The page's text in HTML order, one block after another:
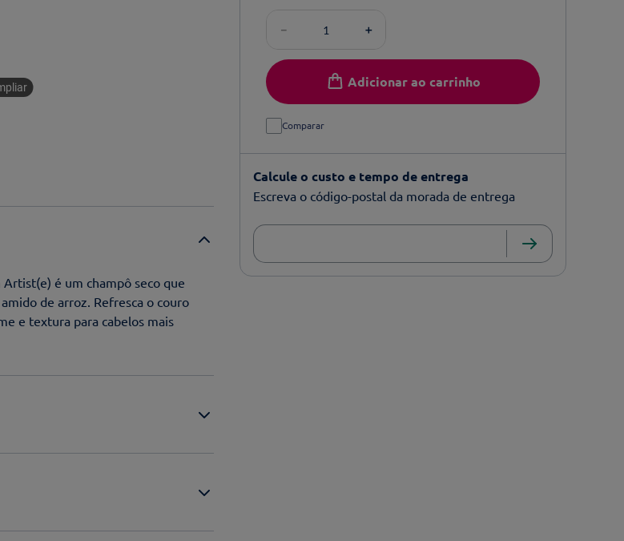
Artist(e) é um champô seco que
de arroz. Refresca o couro
e textura para cabelos mais
＋
－
Adicionar ao carrinho
Comparar
Calcule o custo e tempo de entrega
Escreva o código-postal da morada de entrega